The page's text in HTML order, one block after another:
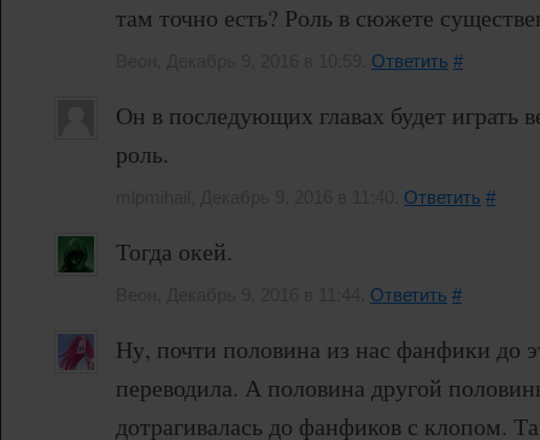
там точно есть? Роль в сюжете
Ответить #
Он в последующих главах будет играть
роль.
Ответить #
Тогда окей.
Ответить #
Ну, почти половина из нас фанфики до
переводила. А половина другой
дотрагивалась до фанфиков с клопом.